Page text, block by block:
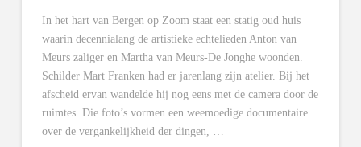
In het hart van Bergen op Zoom staat een statig oud huis
waarin decennialang de artistieke echtelieden Anton van
Meurs zaliger en Martha van Meurs-De Jonghe woonden.
Schilder Mart Franken had er jarenlang zijn atelier. Bij het
afscheid ervan wandelde hij nog eens met de camera door de
ruimtes. Die foto’s vormen een weemoedige documentaire
over de vergankelijkheid der dingen, …